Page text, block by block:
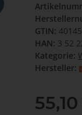
GTIN:
HAN: 3 52
Kategorie:
Hersteller: